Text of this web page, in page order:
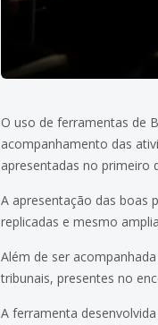
O uso de ferramentas de
acompanhamento das
apresentadas no primeiro
A apresentação das boas
replicadas e mesmo
Além de ser
tribunais, presentes no
A ferramenta